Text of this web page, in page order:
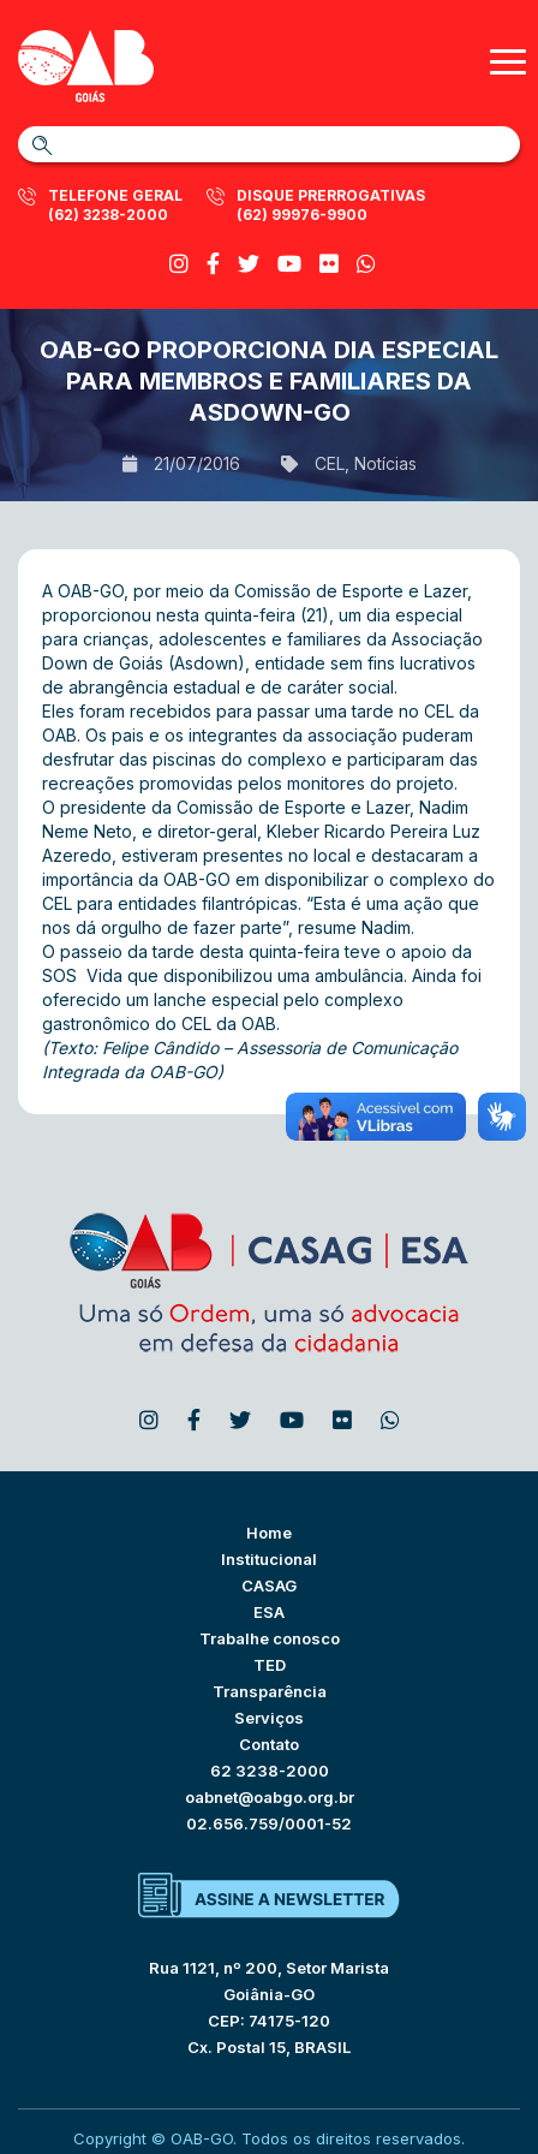
TELEFONE GERAL
(62) 3238-2000
DISQUE PRERROGATIVAS
(62) 99976-9900
OAB-GO PROPORCIONA DIA ESPECIAL
PARA MEMBROS E FAMILIARES DA
ASDOWN-GO
21/07/2016 CEL, Notícias
A OAB-GO, por meio da Comissão de Esporte e Lazer,
proporcionou nesta quinta-feira (21), um dia especial
para crianças, adolescentes e familiares da Associação
Down de Goiás (Asdown), entidade sem fins lucrativos
de abrangência estadual e de caráter social.
Eles foram recebidos para passar uma tarde no CEL da
OAB. Os pais e os integrantes da associação puderam
desfrutar das piscinas do complexo e participaram das
recreações promovidas pelos monitores do projeto.
O presidente da Comissão de Esporte e Lazer, Nadim
Neme Neto, e diretor-geral, Kleber Ricardo Pereira Luz
Azeredo, estiveram presentes no local e destacaram a
importância da OAB-GO em disponibilizar o complexo do
CEL para entidades filantrópicas. “Esta é uma ação que
nos dá orgulho de fazer parte”, resume Nadim.
O passeio da tarde desta quinta-feira teve o apoio da
SOS Vida que disponibilizou uma ambulância. Ainda foi
oferecido um lanche especial pelo complexo
gastronômico do CEL da OAB.
(Texto: Felipe Cândido – Assessoria de Comunicação
Integrada da OAB-GO)
Home
Institucional
CASAG
ESA
Trabalhe conosco
TED
Transparência
Serviços
Contato
62 3238-2000
oabnet@oabgo.org.br
02.656.759/0001-52
Rua 1121, nº 200, Setor Marista
Goiânia-GO
CEP: 74175-120
Cx. Postal 15, BRASIL
Copyright © OAB-GO. Todos os direitos reservados.